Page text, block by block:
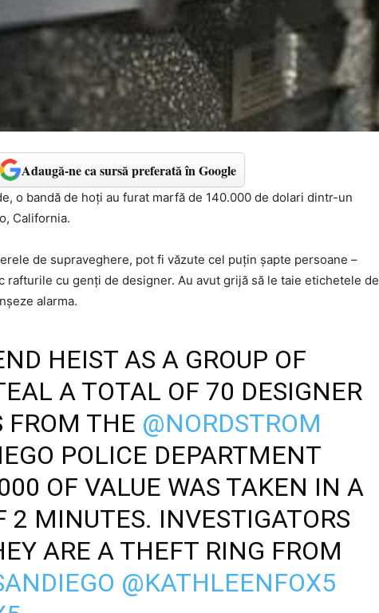
Adaugă-ne ca sursă preferată în Google
o bandă de hoți au furat marfă de 140.000 de dolari dintr-un
California.
de supraveghere, pot fi văzute cel puțin șapte persoane –
rafturile cu genți de designer. Au avut grijă să le taie etichetele de
alarma.
HEIST AS A GROUP OF
A TOTAL OF 70 DESIGNER
FROM THE @NORDSTROM
POLICE DEPARTMENT
OF VALUE WAS TAKEN IN A
2 MINUTES. INVESTIGATORS
ARE A THEFT RING FROM
@KATHLEENFOX5